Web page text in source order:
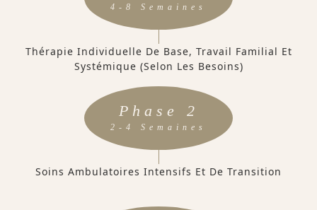
4-8 Semaines
Thérapie Individuelle De Base, Travail Familial Et
Systémique (selon Les Besoins)
Phase 2
2-4 Semaines
Soins Ambulatoires Intensifs Et De Transition